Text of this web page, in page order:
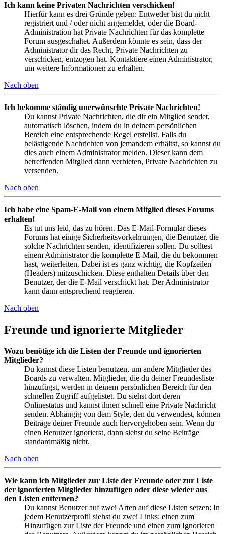
Ich kann keine Privaten Nachrichten verschicken!
Hierfür kann es drei Gründe geben: Entweder bist du nicht
registriert und / oder nicht angemeldet, oder die Board-
Administration hat Private Nachrichten für das komplette
Forum ausgeschaltet. Außerdem könnte es sein, dass der
Administrator dir das Recht, Private Nachrichten zu
verschicken, entzogen hat. Kontaktiere einen Administrator,
um weitere Informationen zu erhalten.
Nach oben
Ich bekomme ständig unerwünschte Private Nachrichten!
Du kannst Private Nachrichten, die dir ein Mitglied sendet,
automatisch löschen, indem du in deinem persönlichen
Bereich eine entsprechende Regel erstellst. Falls du
belästigende Nachrichten von jemandem erhältst, so kannst du
dies auch einem Administrator melden. Dieser kann dem
betreffenden Mitglied dann verbieten, Private Nachrichten zu
versenden.
Nach oben
Ich habe eine Spam-E-Mail von einem Mitglied dieses Forums
erhalten!
Es tut uns leid, das zu hören. Das E-Mail-Formular dieses
Forums hat einige Sicherheitsvorkehrungen, die Benutzer, die
solche Nachrichten senden, identifizieren sollen. Du solltest
einem Administrator die komplette E-Mail, die du bekommen
hast, weiterleiten. Dabei ist es ganz wichtig, die Kopfzeilen
(Headers) mitzuschicken. Diese enthalten Details über den
Benutzer, der die E-Mail verschickt hat. Der Administrator
kann dann entsprechend reagieren.
Nach oben
Freunde und ignorierte Mitglieder
Wozu benötige ich die Listen der Freunde und ignorierten
Mitglieder?
Du kannst diese Listen benutzen, um andere Mitglieder des
Boards zu verwalten. Mitglieder, die du deiner Freundesliste
hinzufügst, werden in deinem persönlichen Bereich für den
schnellen Zugriff aufgelistet. Du siehst dort deren
Onlinestatus und kannst ihnen schnell eine Private Nachricht
senden. Abhängig von dem Style, den du verwendest, können
Beiträge deiner Freunde auch hervorgehoben sein. Wenn du
einen Benutzer ignorierst, dann siehst du seine Beiträge
standardmäßig nicht.
Nach oben
Wie kann ich Mitglieder zur Liste der Freunde oder zur Liste
der ignorierten Mitglieder hinzufügen oder diese wieder aus
den Listen entfernen?
Du kannst Benutzer auf zwei Arten auf diese Listen setzen: In
jedem Benutzerprofil siehst du zwei Links: einen zum
Hinzufügen zur Liste der Freunde und einen zum Ignorieren